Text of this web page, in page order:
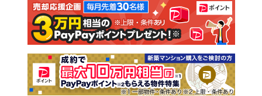
注文住宅 土地
売却査定